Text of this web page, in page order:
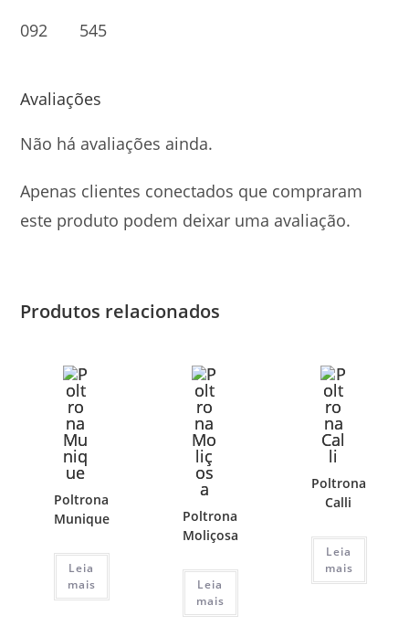
092 545
Avaliações
Não há avaliações ainda.
Apenas clientes conectados que compraram
este produto podem deixar uma avaliação.
Produtos relacionados
Poltrona
Munique
Leia
mais
Poltrona
Moliçosa
Leia
mais
Poltrona
Calli
Leia
mais